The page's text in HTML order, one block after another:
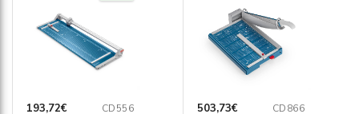
193,72€
CD556
503,73€
CD866